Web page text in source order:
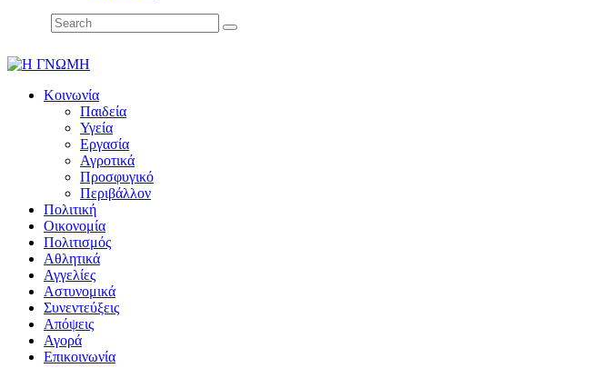
Κοινωνία
Παιδεία
Υγεία
Εργασία
Αγροτικά
Προσφυγικό
Περιβάλλον
Πολιτική
Οικονομία
Πολιτισμός
Αθλητικά
Αγγελίες
Αστυνομικά
Συνεντεύξεις
Απόψεις
Αγορά
Επικοινωνία